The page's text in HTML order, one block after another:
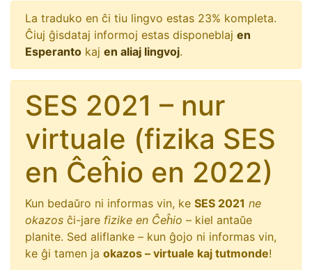
La traduko en ĉi tiu lingvo estas 23% kompleta.
Ĉiuj ĝisdataj informoj estas disponeblaj en
Esperanto kaj en aliaj lingvoj.
SES 2021 – nur
virtuale (fizika SES
en Ĉeĥio en 2022)
Kun bedaŭro ni informas vin, ke SES 2021 ne
okazos ĉi-jare fizike en Ĉeĥio – kiel antaŭe
planite. Sed aliflanke – kun ĝojo ni informas vin,
ke ĝi tamen ja okazos – virtuale kaj tutmonde!